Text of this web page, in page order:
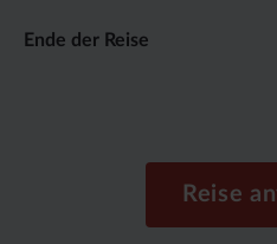
Ende der Reise
Reise